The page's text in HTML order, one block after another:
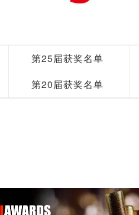
第25届获奖名单
第20届获奖名单